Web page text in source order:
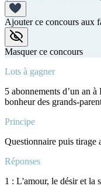
Ajouter ce concours aux
Masquer ce concours
Lots à gagner
5 abonnements d’un an
bonheur des grands-
Principe
Questionnaire puis tirage
Réponses
1 : L'amour, le désir et la